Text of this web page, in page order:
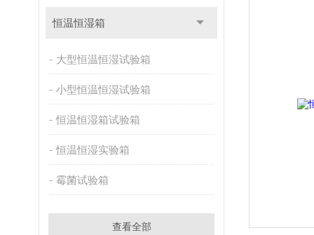
恒温恒湿箱
大型恒温恒湿试验箱
小型恒温恒湿试验箱
恒温恒湿箱试验箱
恒温恒湿实验箱
霉菌试验箱
查看全部